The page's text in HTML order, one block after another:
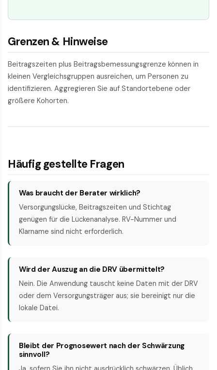
Grenzen & Hinweise
Beitragszeiten plus Beitragsbemessungsgrenze können in
kleinen Vergleichsgruppen ausreichen, um Personen zu
identifizieren. Aggregieren Sie auf Standortebene oder
größere Kohorten.
Häufig gestellte Fragen
Was braucht der Berater wirklich?
Versorgungslücke, Beitragszeiten und Stichtag
genügen für die Lückenanalyse. RV-Nummer und
Klarname sind nicht erforderlich.
Wird der Auszug an die DRV übermittelt?
Nein. Die Anwendung tauscht keine Daten mit der DRV
oder dem Versorgungsträger aus; sie bereinigt nur die
lokale Datei.
Bleibt der Prognosewert nach der Schwärzung
sinnvoll?